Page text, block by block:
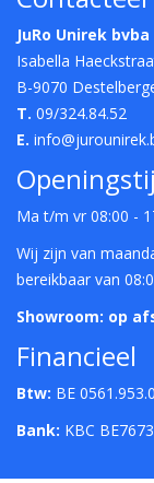
JuRo Unirek bvba
Isabella
B-9070
T. 09/324.84.52
E.
Ma t/m vr 08:00 -
Wij zijn van
bereikbaar van
Showroom: op
Financieel
Btw: BE
Bank: KBC